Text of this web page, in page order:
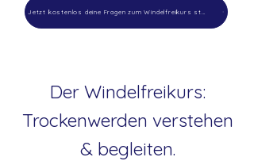
Der Windelfreikurs:
Trockenwerden verstehen
& begleiten.